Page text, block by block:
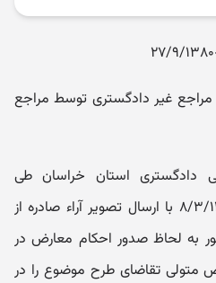
غیر دادگستری توسط مراجع
دادگستری استان خراسان طی
مشروحه شماره ۵۹۵/ ح–۸/۳/۱۳۸۰ با ارسال تصویر آراء صادره از
کشور به لحاظ صدور احکام معارض در
متولی تقاضای طرح موضوع را در